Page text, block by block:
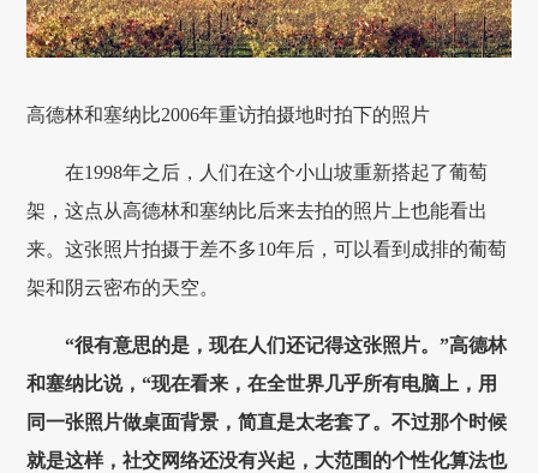
高德林和塞纳比2006年重访拍摄地时拍下的照片
在1998年之后，人们在这个小山坡重新搭起了葡萄
架，这点从高德林和塞纳比后来去拍的照片上也能看出
来。这张照片拍摄于差不多10年后，可以看到成排的葡萄
架和阴云密布的天空。
“很有意思的是，现在人们还记得这张照片。”高德林
和塞纳比说，“现在看来，在全世界几乎所有电脑上，用
同一张照片做桌面背景，简直是太老套了。不过那个时候
就是这样，社交网络还没有兴起，大范围的个性化算法也